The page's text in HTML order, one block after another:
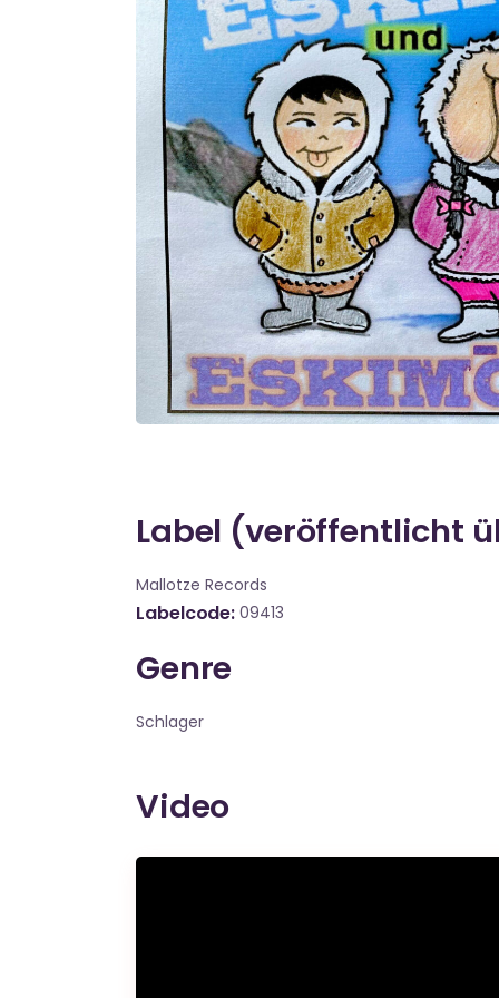
Label (veröffentlicht
Mallotze Records
Labelcode 09413
Genre
Schlager
Video